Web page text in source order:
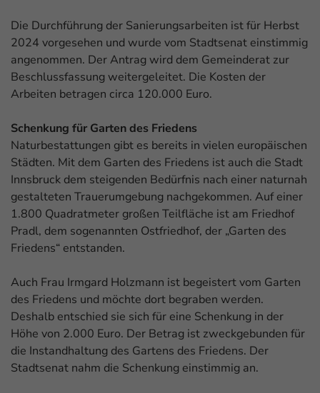
Die Durchführung der Sanierungsarbeiten ist für Herbst
2024 vorgesehen und wurde vom Stadtsenat einstimmig
angenommen. Der Antrag wird dem Gemeinderat zur
Beschlussfassung weitergeleitet. Die Kosten der
Arbeiten betragen circa 120.000 Euro.
Schenkung für Garten des Friedens
Naturbestattungen gibt es bereits in vielen europäischen
Städten. Mit dem Garten des Friedens ist auch die Stadt
Innsbruck dem steigenden Bedürfnis nach einer naturnah
gestalteten Trauerumgebung nachgekommen. Auf einer
1.800 Quadratmeter großen Teilfläche ist am Friedhof
Pradl, dem sogenannten Ostfriedhof, der „Garten des
Friedens“ entstanden.
Auch Frau Irmgard Holzmann ist begeistert vom Garten
des Friedens und möchte dort begraben werden.
Deshalb entschied sie sich für eine Schenkung in der
Höhe von 2.000 Euro. Der Betrag ist zweckgebunden für
die Instandhaltung des Gartens des Friedens. Der
Stadtsenat nahm die Schenkung einstimmig an.